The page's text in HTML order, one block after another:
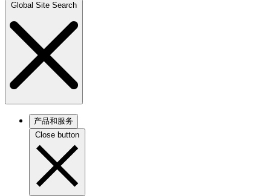
Global Site Search
产品和服务
Close button